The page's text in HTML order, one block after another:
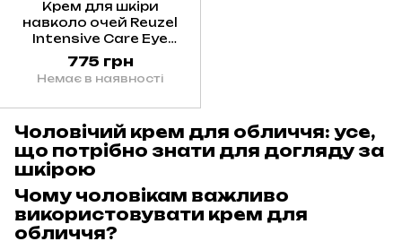
Крем для шкіри
навколо очей Reuzel
Intensive Care Eye
Cream 30 мл
775 грн
Немає в наявності
Чоловічий крем для обличчя: усе,
що потрібно знати для догляду за
шкірою
Чому чоловікам важливо
використовувати крем для
обличчя?